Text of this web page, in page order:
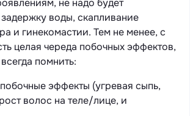
не надо будет
воды, скапливание
и гинекомастии. Тем не менее, с
целая череда побочных эффектов,
помнить:
эффекты (угревая сыпь,
волос на теле/лице, и